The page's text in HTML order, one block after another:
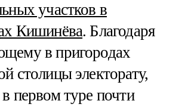
участков в
Кишинёва. Благодаря
в пригородах
столицы электорату,
первом туре почти